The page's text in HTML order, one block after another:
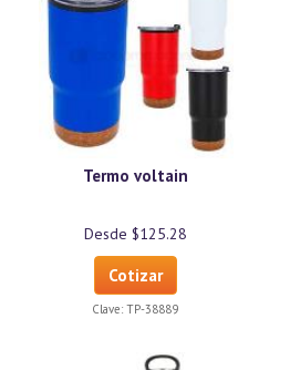
Termo voltain
Desde $125.28
Cotizar
Clave: TP-38889